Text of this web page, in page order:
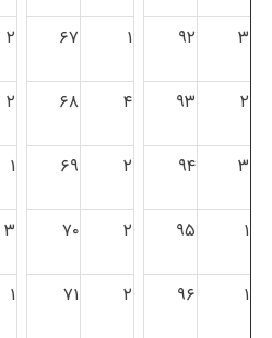
۳ ۹۲ ۱ ۶۷ ۲
۲ ۹۳ ۴ ۶۸ ۲
۳ ۹۴ ۲ ۶۹ ۱
۱ ۹۵ ۲ ۷۰ ۳
۱ ۹۶ ۲ ۷۱ ۱